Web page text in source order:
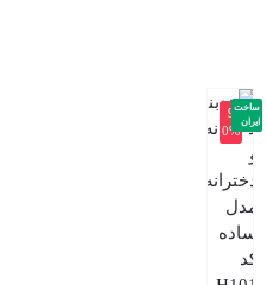
-9
0%
ساخت
ایران